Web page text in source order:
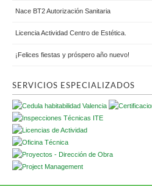
Nace BT2 Autorización Sanitaria
Licencia Actividad Centro de Estética.
¡Felices fiestas y próspero año nuevo!
SERVICIOS ESPECIALIZADOS